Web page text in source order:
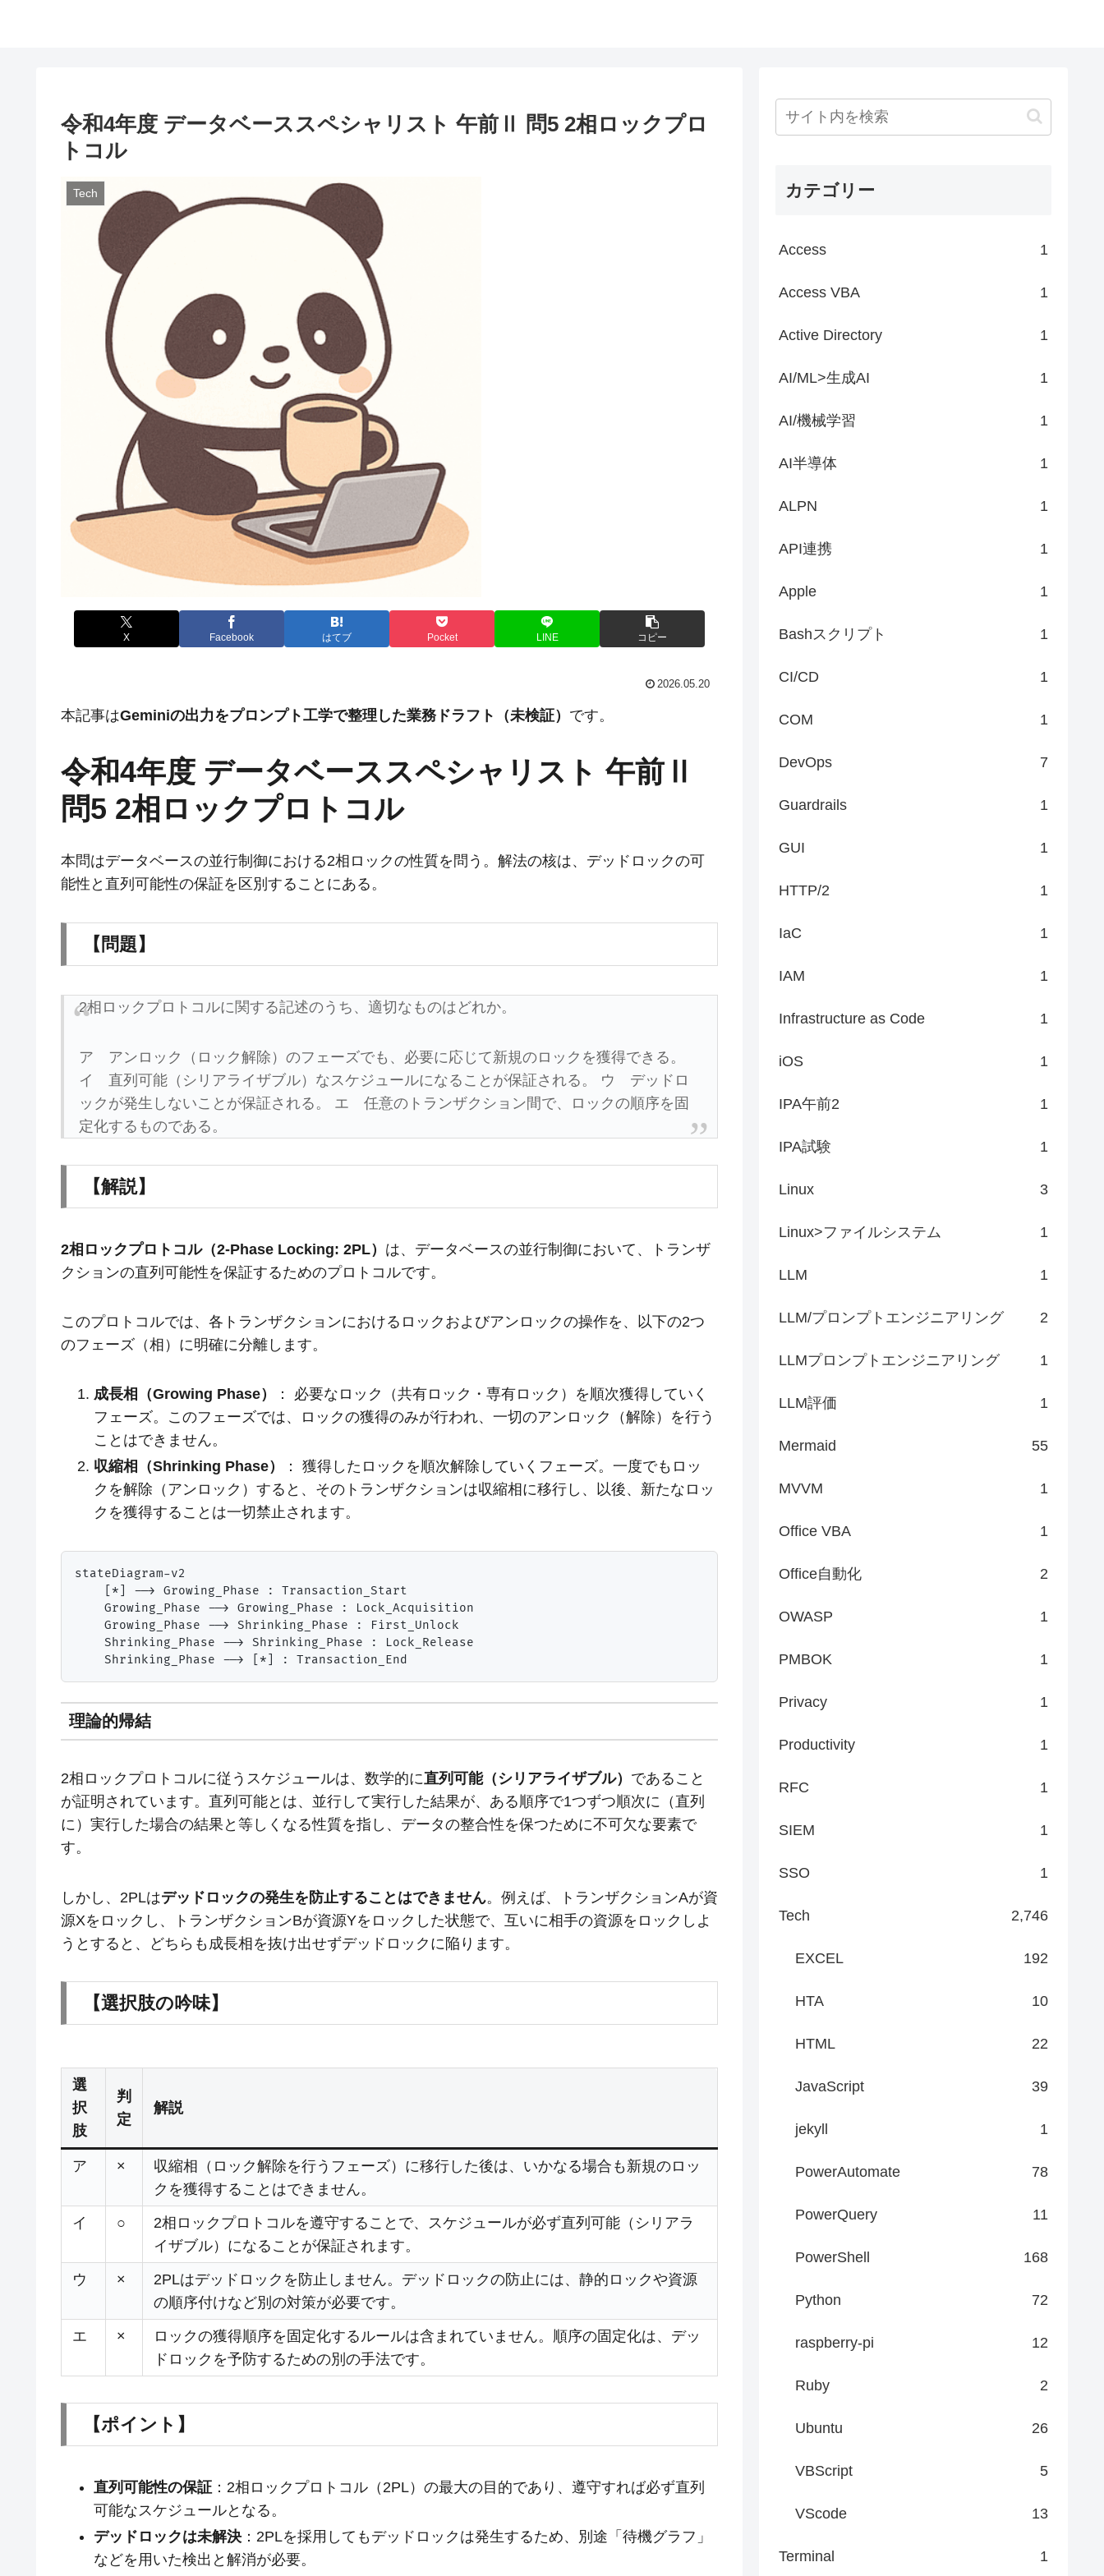
令和4年度 データベーススペシャリスト 午前Ⅱ 問5 2相ロックプロ
トコル
Tech
X Facebook はてブ Pocket LINE コピー
2026.05.20
本記事はGeminiの出力をプロンプト工学で整理した業務ドラフト（未検証） です。
令和4年度 データベーススペシャリスト 午前Ⅱ
問5 2相ロックプロトコル
本問はデータベースの並行制御における2相ロックの性質を問う。解法の核は、デッドロックの可
能性と直列可能性の保証を区別することにある。
【問題】
2相ロックプロトコルに関する記述のうち、適切なものはどれか。
ア アンロック（ロック解除）のフェーズでも、必要に応じて新規のロックを獲得できる。
イ 直列可能（シリアライザブル）なスケジュールになることが保証される。 ウ デッドロ
ックが発生しないことが保証される。 エ 任意のトランザクション間で、ロックの順序を固
定化するものである。
【解説】
2相ロックプロトコル（2-Phase Locking: 2PL） は、データベースの並行制御において、トランザ
クションの直列可能性を保証するためのプロトコルです。
このプロトコルでは、各トランザクションにおけるロックおよびアンロックの操作を、以下の2つ
のフェーズ（相）に明確に分離します。
成長相（Growing Phase）
： 必要なロック（共有ロック・専有ロック）を順次獲得していく
フェーズ。このフェーズでは、ロックの獲得のみが行われ、一切のアンロック（解除）を行う
ことはできません。
収縮相（Shrinking Phase）
： 獲得したロックを順次解除していくフェーズ。一度でもロッ
クを解除（アンロック）すると、そのトランザクションは収縮相に移行し、以後、新たなロッ
クを獲得することは一切禁止されます。
stateDiagram-v2
    [*] --> Growing_Phase : Transaction_Start
    Growing_Phase --> Growing_Phase : Lock_Acquisition
    Growing_Phase --> Shrinking_Phase : First_Unlock
    Shrinking_Phase --> Shrinking_Phase : Lock_Release
理論的帰結
2相ロックプロトコルに従うスケジュールは、数学的に直列可能（シリアライザブル） であること
が証明されています。直列可能とは、並行して実行した結果が、ある順序で1つずつ順次に（直列
に）実行した場合の結果と等しくなる性質を指し、データの整合性を保つために不可欠な要素で
す。
しかし、2PLはデッドロックの発生を防止することはできません。例えば、トランザクションAが資
源Xをロックし、トランザクションBが資源Yをロックした状態で、互いに相手の資源をロックしよ
うとすると、どちらも成長相を抜け出せずデッドロックに陥ります。
【選択肢の吟味】
選
択
肢
判
定
解説
ア ×
収縮相（ロック解除を行うフェーズ）に移行した後は、いかなる場合も新規のロッ
クを獲得することはできません。
イ ○
2相ロックプロトコルを遵守することで、スケジュールが必ず直列可能（シリアラ
イザブル）になることが保証されます。
ウ ×
2PLはデッドロックを防止しません。デッドロックの防止には、静的ロックや資源
の順序付けなど別の対策が必要です。
エ ×
ロックの獲得順序を固定化するルールは含まれていません。順序の固定化は、デッ
ドロックを予防するための別の手法です。
【ポイント】
直列可能性の保証：2相ロックプロトコル（2PL）の最大の目的であり、遵守すれば必ず直列
可能なスケジュールとなる。
デッドロックは未解決：2PLを採用してもデッドロックは発生するため、別途「待機グラフ」
などを用いた検出と解消が必要。
カテゴリー
Access 1
Access VBA 1
Active Directory 1
AI/ML>生成AI 1
AI/機械学習 1
AI半導体 1
ALPN 1
API連携 1
Apple 1
Bashスクリプト 1
CI/CD 1
COM 1
DevOps 7
Guardrails 1
GUI 1
HTTP/2 1
IaC 1
IAM 1
Infrastructure as Code 1
iOS 1
IPA午前2 1
IPA試験 1
Linux 3
Linux>ファイルシステム 1
LLM 1
LLM/プロンプトエンジニアリング 2
LLMプロンプトエンジニアリング 1
LLM評価 1
Mermaid 55
MVVM 1
Office VBA 1
Office自動化 2
OWASP 1
PMBOK 1
Privacy 1
Productivity 1
RFC 1
SIEM 1
SSO 1
Tech 2,746
EXCEL 192
HTA 10
HTML 22
JavaScript 39
jekyll 1
PowerAutomate 78
PowerQuery 11
PowerShell 168
Python 72
raspberry-pi 12
Ruby 2
Ubuntu 26
VBScript 5
VScode 13
Terminal 1